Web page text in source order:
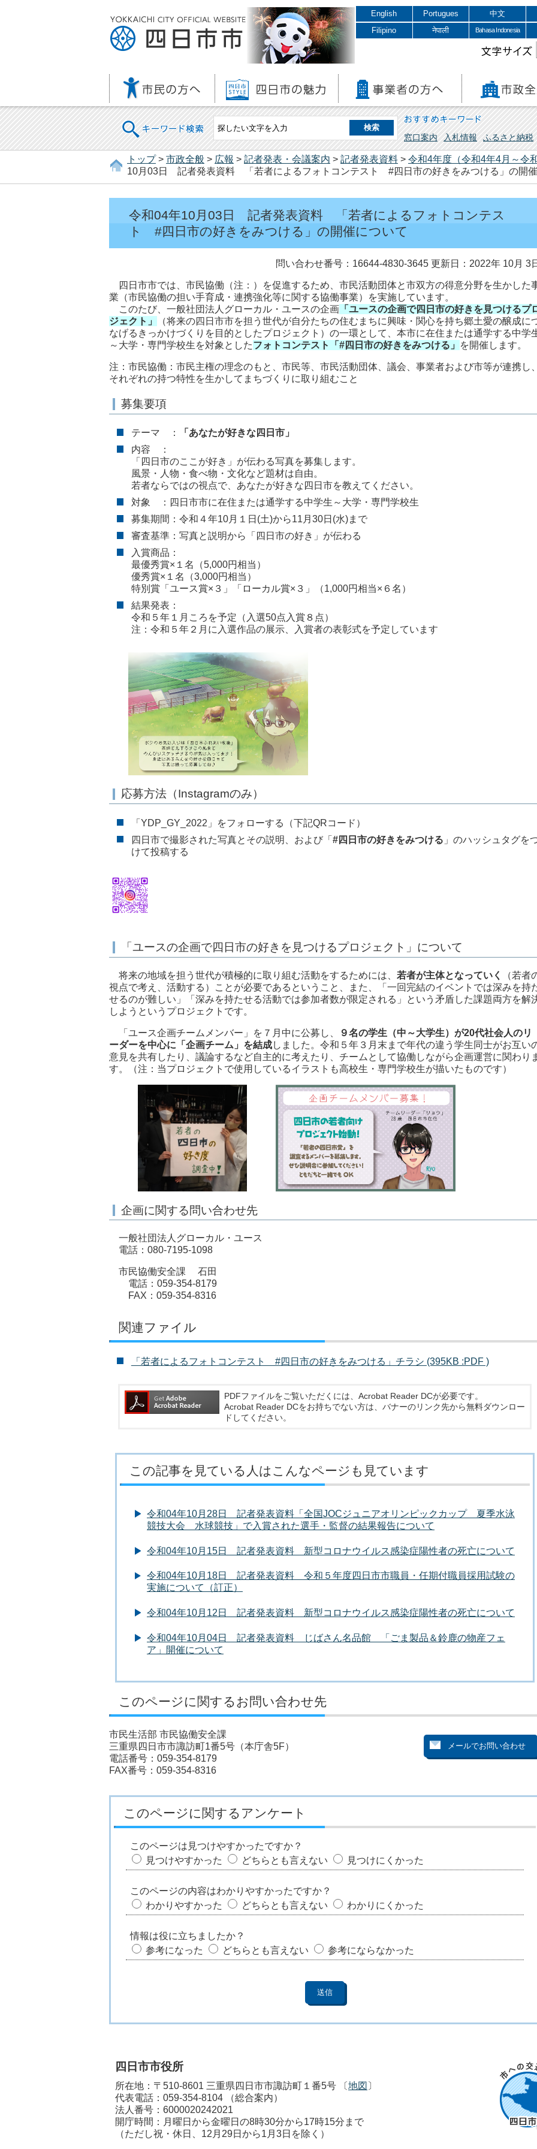
English Portugues 中文
Filipino
नेपाली Bahasa Indonesia
文字サイズ
キーワード検索 おすすめキーワード
窓口案内 入札情報 ふるさと納税
トップ> 市政全般 > 広報 > 記者発表・会議案内 > 記者発表資料 > 令和4年度（令和4年4月～令
10月03日 記者発表資料 「若者によるフォトコンテスト #四日市の好きをみつける」の開
令和04年10月03日 記者発表資料 「若者によるフォトコンテス
ト #四日市の好きをみつける」の開催について
問い合わせ番号：16644-4830-3645 更新日：2022年 10月 3
四日市市では、市民協働（注：）を促進するため、市民活動団体と市双方の得意分野を生かした
業（市民協働の担い手育成・連携強化等に関する協働事業）を実施しています。
このたび、一般社団法人グローカル・ユースの企画 「ユースの企画で四日市の好きを見つけるプ
ジェクト」
（将来の四日市市を担う世代が自分たちの住むまちに興味・関心を持ち郷土愛の醸成に
なげるきっかけづくりを目的としたプロジェクト）の一環として、本市に在住または通学する中学
～大学・専門学校生を対象としたフォトコンテスト「#四日市の好きをみつける」 を開催します。
注：市民協働：市民主権の理念のもと、市民等、市民活動団体、議会、事業者および市等が連携し、
それぞれの持つ特性を生かしてまちづくりに取り組むこと
募集要項
テーマ ：
「あなたが好きな四日市」
内容 ：
「四日市のここが好き」が伝わる写真を募集します。
風景・人物・食べ物・文化など題材は自由。
若者ならではの視点で、あなたが好きな四日市を教えてください。
対象 ：四日市市に在住または通学する中学生～大学・専門学校生
募集期間：令和４年10月１日(土)から11月30日(水)まで
審査基準：写真と説明から「四日市の好き」が伝わる
入賞商品：
最優秀賞×１名（5,000円相当）
優秀賞×１名（3,000円相当）
特別賞「ユース賞×３」「ローカル賞×３」（1,000円相当×６名）
結果発表：
令和５年１月ころを予定（入選50点入賞８点）
注：令和５年２月に入選作品の展示、入賞者の表彰式を予定しています
応募方法（Instagramのみ）
「YDP_GY_2022」をフォローする（下記QRコード）
四日市で撮影された写真とその説明、および「 #四日市の好きをみつける 」のハッシュタグを
けて投稿する
「ユースの企画で四日市の好きを見つけるプロジェクト」について
将来の地域を担う世代が積極的に取り組む活動をするためには、 若者が主体となっていく
（若者
視点で考え、活動する）ことが必要であるということ、また、「一回完結のイベントでは深みを持
せるのが難しい」「深みを持たせる活動では参加者数が限定される」という矛盾した課題両方を解
しようというプロジェクトです。
「ユース企画チームメンバー」を７月中に公募し、
９名の学生（中～大学生）が20代社会人のリ
ーダーを中心に「企画チーム」を結成しました。令和５年３月末まで年代の違う学生同士がお互い
意見を共有したり、議論するなど自主的に考えたり、チームとして協働しながら企画運営に関わり
す。（注：当プロジェクトで使用しているイラストも高校生・専門学校生が描いたものです）
企画に関する問い合わせ先
一般社団法人グローカル・ユース
電話：080-7195-1098
市民協働安全課 石田
電話：059-354-8179
FAX：059-354-8316
関連ファイル
「若者によるフォトコンテスト #四日市の好きをみつける」チラシ (395KB :PDF )
PDFファイルをご覧いただくには、Acrobat Reader DCが必要です。
Acrobat Reader DCをお持ちでない方は、バナーのリンク先から無料ダウンロー
ドしてください。
この記事を見ている人はこんなページも見ています
令和04年10月28日 記者発表資料「全国JOCジュニアオリンピックカップ 夏季水泳
競技大会 水球競技」で入賞された選手・監督の結果報告について
令和04年10月15日 記者発表資料 新型コロナウイルス感染症陽性者の死亡について
令和04年10月18日 記者発表資料 令和５年度四日市市職員・任期付職員採用試験の
実施について（訂正）
令和04年10月12日 記者発表資料 新型コロナウイルス感染症陽性者の死亡について
令和04年10月04日 記者発表資料 じばさん名品館 「ごま製品＆鈴鹿の物産フェ
ア」開催について
このページに関するお問い合わせ先
市民生活部 市民協働安全課
三重県四日市市諏訪町1番5号（本庁舎5F）
電話番号：059-354-8179
FAX番号：059-354-8316
このページに関するアンケート
このページは見つけやすかったですか？
見つけやすかった
どちらとも言えない 見つけにくかった
このページの内容はわかりやすかったですか？
わかりやすかった
どちらとも言えない わかりにくかった
情報は役に立ちましたか？
参考になった
どちらとも言えない 参考にならなかった
四日市市役所
所在地：〒510-8601 三重県四日市市諏訪町１番5号 〔地図 〕
代表電話： 059-354-8104
（総合案内）
法人番号：6000020242021
開庁時間：月曜日から金曜日の8時30分から17時15分まで
（ただし祝・休日、12月29日から1月3日を除く）